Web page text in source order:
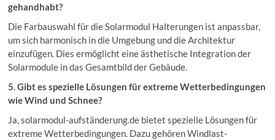
gehandhabt?
Die Farbauswahl für die Solarmodul Halterungen ist anpassbar,
um sich harmonisch in die Umgebung und die Architektur
einzufügen. Dies ermöglicht eine ästhetische Integration der
Solarmodule in das Gesamtbild der Gebäude.
5. Gibt es spezielle Lösungen für extreme Wetterbedingungen
wie Wind und Schnee?
Ja, solarmodul-aufständerung.de bietet spezielle Lösungen für
extreme Wetterbedingungen. Dazu gehören Windlast-